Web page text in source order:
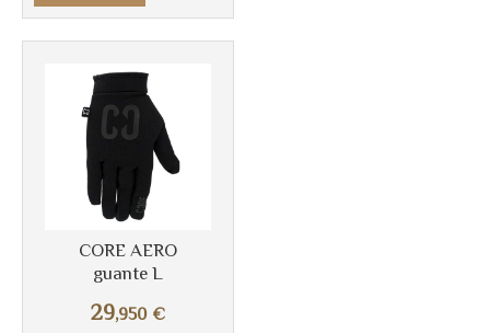
CORE AERO
guante L
29,950 €